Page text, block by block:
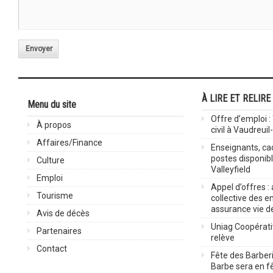
Envoyer
Menu du site
À propos
Affaires/Finance
Culture
Emploi
Tourisme
Avis de décès
Partenaires
Contact
À LIRE ET RELIRE
Offre d’emploi
civil à
Enseignants,
postes
Valleyfield
Appel d’offres :
collective des
assurance vie
Uniag
relève
Fête des
Barbe sera en